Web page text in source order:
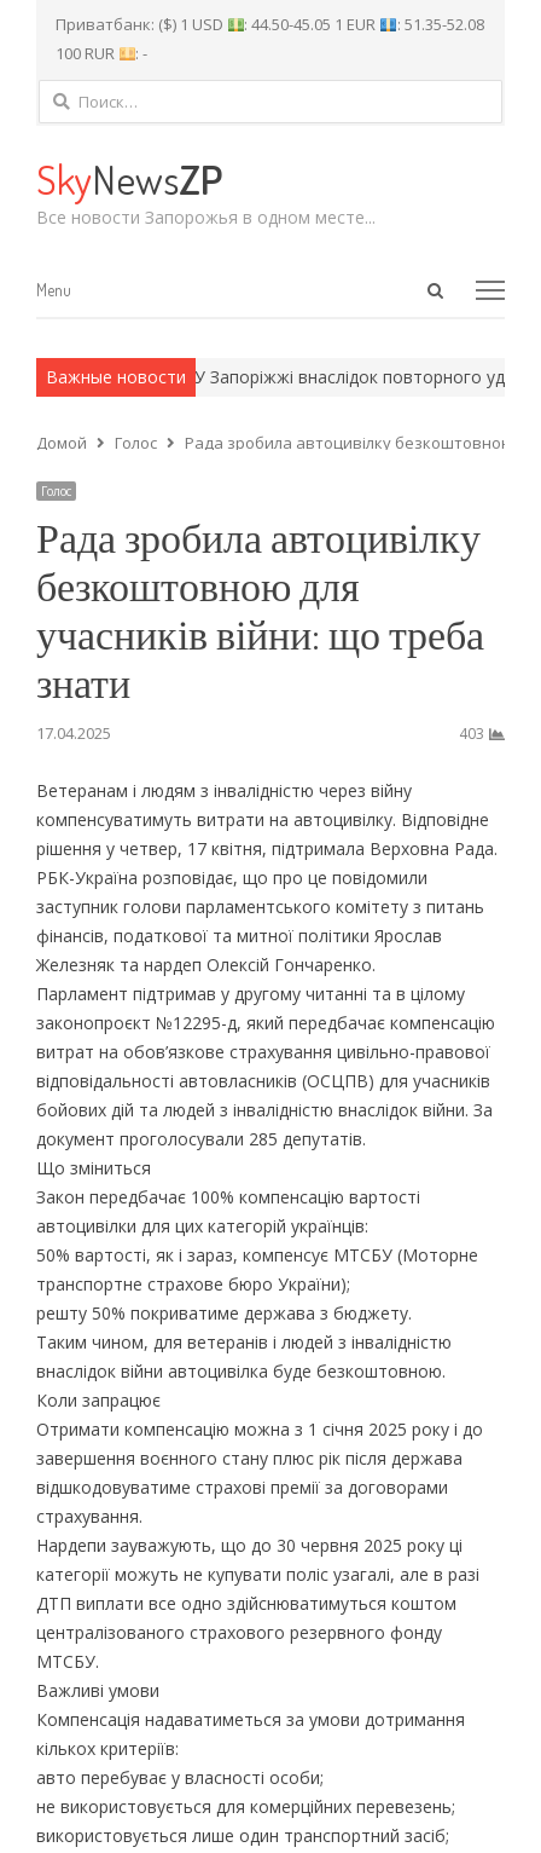
Приватбанк: ($) 1 USD : 44.50-45.05 1 EUR
: 51.35-52.08
100 RUR
: -
Найти:
SkyNewsZP
Все новости Запорожья в одном месте...
Open
Menu
Menu
Важные новости
методы. У Запоріжжі внаслідок повторного удару
Домой Голос Рада зробила автоцивілку безкоштовною
Голос
Рада зробила автоцивілку
безкоштовною для
учасників війни: що треба
знати
17.04.2025 403
Ветеранам і людям з інвалідністю через війну
компенсуватимуть витрати на автоцивілку. Відповідне
рішення у четвер, 17 квітня, підтримала Верховна Рада.
РБК-Україна розповідає, що про це повідомили
заступник голови парламентського комітету з питань
фінансів, податкової та митної політики Ярослав
Железняк та нардеп Олексій Гончаренко.
Парламент підтримав у другому читанні та в цілому
законопроєкт №12295-д, який передбачає компенсацію
витрат на обов’язкове страхування цивільно-правової
відповідальності автовласників (ОСЦПВ) для учасників
бойових дій та людей з інвалідністю внаслідок війни. За
документ проголосували 285 депутатів.
Що зміниться
Закон передбачає 100% компенсацію вартості
автоцивілки для цих категорій українців:
50% вартості, як і зараз, компенсує МТСБУ (Моторне
транспортне страхове бюро України);
решту 50% покриватиме держава з бюджету.
Таким чином, для ветеранів і людей з інвалідністю
внаслідок війни автоцивілка буде безкоштовною.
Коли запрацює
Отримати компенсацію можна з 1 січня 2025 року і до
завершення воєнного стану плюс рік після держава
відшкодовуватиме страхові премії за договорами
страхування.
Нардепи зауважують, що до 30 червня 2025 року ці
категорії можуть не купувати поліс узагалі, але в разі
ДТП виплати все одно здійснюватимуться коштом
централізованого страхового резервного фонду
МТСБУ.
Важливі умови
Компенсація надаватиметься за умови дотримання
кількох критеріїв:
авто перебуває у власності особи;
не використовується для комерційних перевезень;
використовується лише один транспортний засіб;